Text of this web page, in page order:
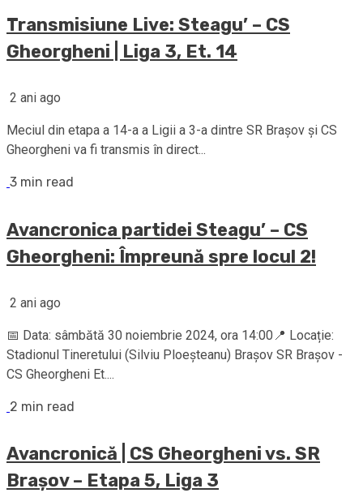
Transmisiune Live: Steagu’ – CS
Gheorgheni | Liga 3, Et. 14
2 ani ago
Meciul din etapa a 14-a a Ligii a 3-a dintre SR Brașov și CS
Gheorgheni va fi transmis în direct...
3 min read
Avancronica partidei Steagu’ – CS
Gheorgheni: Împreună spre locul 2!
2 ani ago
📅 Data: sâmbătă 30 noiembrie 2024, ora 14:00📍 Locație:
Stadionul Tineretului (Silviu Ploeșteanu) Brașov SR Brașov -
CS Gheorgheni Et....
2 min read
Avancronică | CS Gheorgheni vs. SR
Brașov – Etapa 5, Liga 3